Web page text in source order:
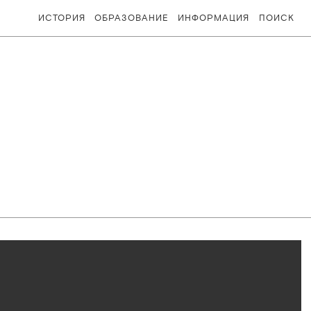
ИСТОРИЯ ОБРАЗОВАНИЕ ИНФОРМАЦИЯ ПОИСК